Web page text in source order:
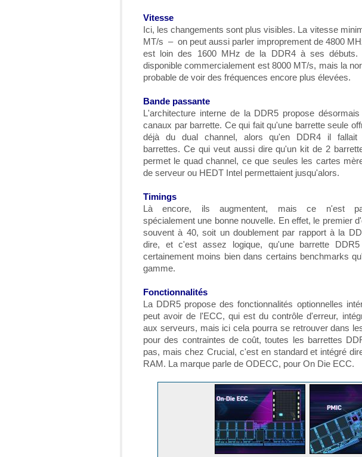
Conclusion
Vitesse
Ici, les changements sont plus visibles. La vitesse
MT/s – on peut aussi parler improprement de 4800
est loin des 1600 MHz de la DDR4 à ses débuts.
disponible commercialement est 8000 MT/s, mais la
probable de voir des fréquences encore plus élevées.
Bande passante
L'architecture interne de la DDR5 propose
canaux par barrette. Ce qui fait qu'une barrette seule
déjà du dual channel, alors qu'en DDR4 il fallait
barrettes. Ce qui veut aussi dire qu'un kit de 2
permet le quad channel, ce que seules les cartes
de serveur ou HEDT Intel permettaient jusqu'alors.
Timings
Là encore, ils augmentent, mais ce n'est
spécialement une bonne nouvelle. En effet, le premier
souvent à 40, soit un doublement par rapport à la
dire, et c'est assez logique, qu'une barrette
certainement moins bien dans certains benchmarks
gamme.
Fonctionnalités
La DDR5 propose des fonctionnalités optionnelles
peut avoir de l'ECC, qui est du contrôle d'erreur,
aux serveurs, mais ici cela pourra se retrouver dans
pour des contraintes de coût, toutes les barrettes
pas, mais chez Crucial, c'est en standard et intégré
RAM. La marque parle de ODECC, pour On Die ECC.